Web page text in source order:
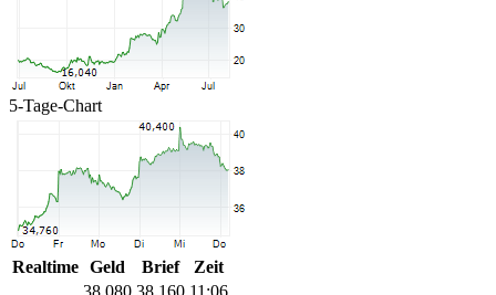
5-Tage-Chart
Realtime Geld Brief
Zeit
38,080 38,160 11:06